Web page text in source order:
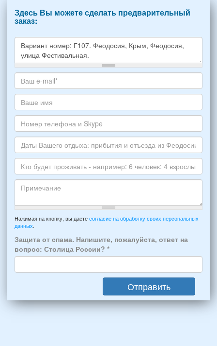
Здесь Вы можете сделать предварительный
заказ:
Какое
жилье
хотите
снять,
укажите
пожалуйста
НОМЕР
варианта:
*
Ваш
адрес
электронной
почты
*
Ваше
имя
Номер
телефона
и
Skype
Даты
Вашего
отдыха:
прибытия
отъезда
из
Феодосии:
*
Кто
будет
-
например:
6
человек:
4
взрослых
и
Примечание
Нажимая на кнопку, вы даете согласие на обработку своих персональных
данных
Защита от спама. Напишите, пожалуйста, ответ на
вопрос: Столица России? *
Отправить